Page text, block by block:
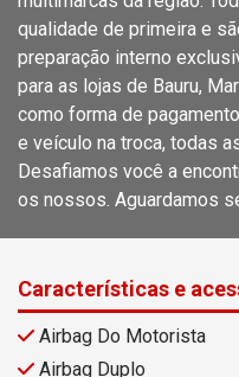
qualidade de primeira e
preparação interno
para as lojas de Bauru,
como forma de
e veículo na troca, todas
Desafiamos você a
os nossos. Aguardamos
Características e
Airbag Do Motorista
Airbag Duplo